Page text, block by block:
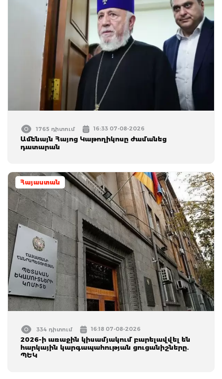
1765 դիտում 16:33 07-08-2026
Ամենայն Հայոց Կաթողիկոսը ժամանեց
դատարան
Հայաստան
334 դիտում 16:18 07-08-2026
2026-ի առաջին կիսամյակում բարելավվել են
հարկային կարգապահության ցուցանիշները.
ՊԵԿ